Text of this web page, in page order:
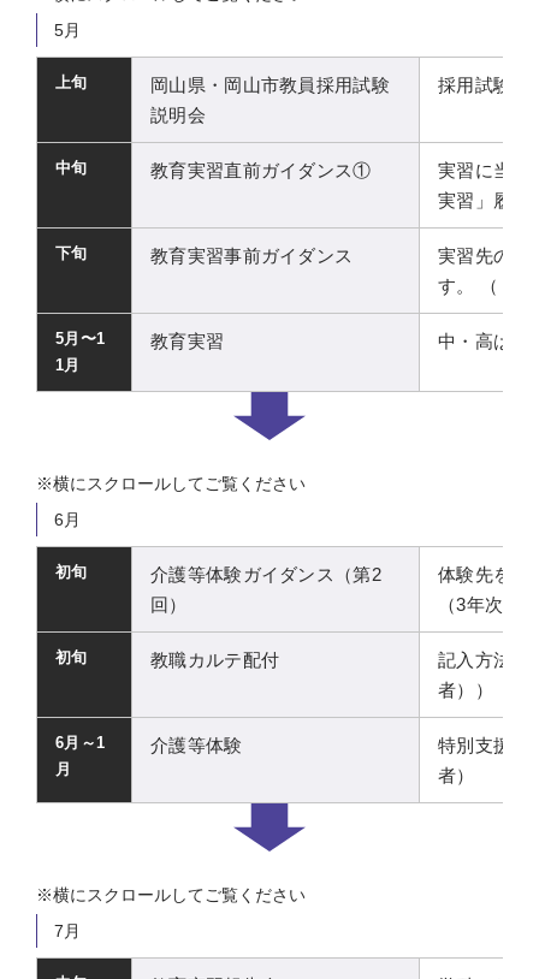
5月
上旬
岡山県・岡山市教員採用試験
説明会
採用試験の
中旬 教育実習直前ガイダンス①
実習に当た
実習」履修
下旬 教育実習事前ガイダンス
実習先の希
す。 （「
5月〜1
1月
教育実習 中・高は5
6月
初旬
介護等体験ガイダンス（第2
回）
体験先を通
（3年次（
初旬 教職カルテ配付
記入方法の
者））
6月～1
月
介護等体験
特別支援学
者）
7月